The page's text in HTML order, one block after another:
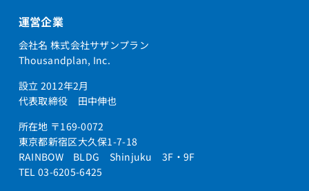
運営企業
会社名 株式会社サザンプラン
Thousandplan, Inc.
設立 2012年2月
代表取締役 田中伸也
所在地 〒169-0072
東京都新宿区大久保1-7-18
RAINBOW BLDG Shinjuku 3F・9F
TEL 03-6205-6425